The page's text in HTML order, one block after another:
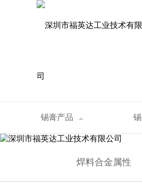
锡膏产品资讯中
首页 >
焊料合金属性